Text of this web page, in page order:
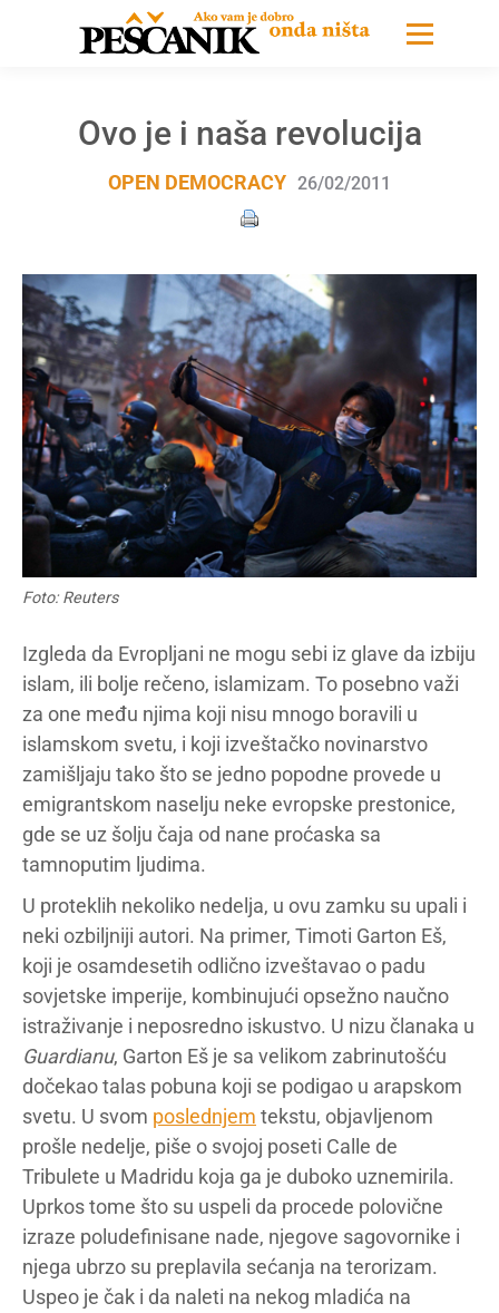
Ovo je i naša revolucija
OPEN DEMOCRACY 26/02/2011
Foto: Reuters
Izgleda da Evropljani ne mogu sebi iz glave da izbiju
islam, ili bolje rečeno, islamizam. To posebno važi
za one među njima koji nisu mnogo boravili u
islamskom svetu, i koji izveštačko novinarstvo
zamišljaju tako što se jedno popodne provede u
emigrantskom naselju neke evropske prestonice,
gde se uz šolju čaja od nane proćaska sa
tamnoputim ljudima.
U proteklih nekoliko nedelja, u ovu zamku su upali i
neki ozbiljniji autori. Na primer, Timoti Garton Eš,
koji je osamdesetih odlično izveštavao o padu
sovjetske imperije, kombinujući opsežno naučno
istraživanje i neposredno iskustvo. U nizu članaka u
Guardianu, Garton Eš je sa velikom zabrinutošću
dočekao talas pobuna koji se podigao u arapskom
svetu. U svom poslednjem tekstu, objavljenom
prošle nedelje, piše o svojoj poseti Calle de
Tribulete u Madridu koja ga je duboko uznemirila.
Uprkos tome što su uspeli da procede polovične
izraze poludefinisane nade, njegove sagovornike i
njega ubrzo su preplavila sećanja na terorizam.
Uspeo je čak i da naleti na nekog mladića na